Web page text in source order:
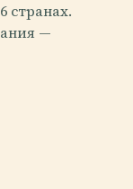
странах.
—